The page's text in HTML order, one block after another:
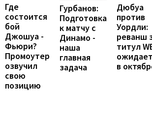
Где
состоится
бой
Джошуа -
Фьюри?
Промоутер
озвучил
свою
позицию
Гурбанов:
Подготовка
к матчу с
Динамо -
наша
главная
задача
Дюбуа
против
Уордли:
реванш
титул
в